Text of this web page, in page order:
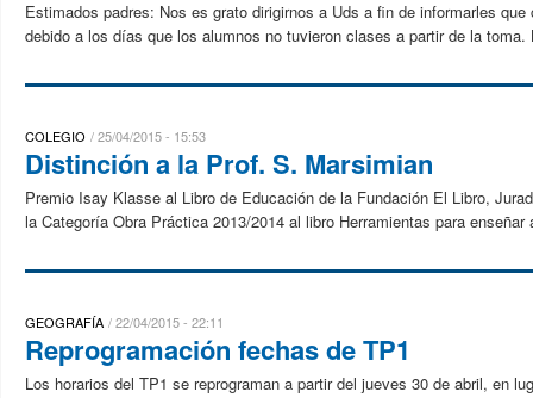
Estimados padres: Nos es grato dirigirnos a Uds a fin de informarles
debido a los días que los alumnos no tuvieron clases a partir de la
COLEGIO 25/04/2015 - 15:53
Distinción a la Prof. S. Marsimian
Premio Isay Klasse al Libro de Educación de la Fundación El Libro,
la Categoría Obra Práctica 2013/2014 al libro Herramientas para enseñar
GEOGRAFÍA 22/04/2015 - 22:11
Reprogramación fechas de TP1
Los horarios del TP1 se reprograman a partir del jueves 30 de abril, en